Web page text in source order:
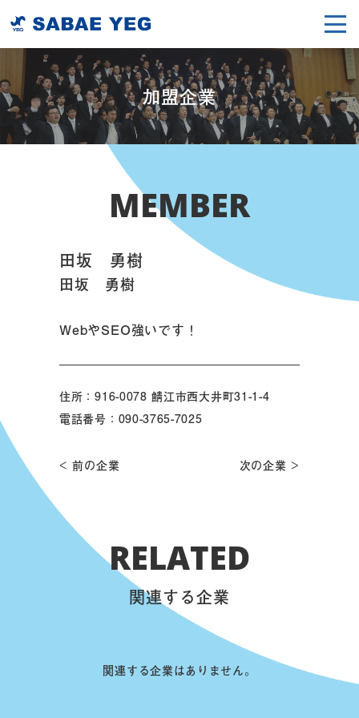
加盟企業
MEMBER
田坂 勇樹
田坂 勇樹
WebやSEO強いです！
住所：916-0078 鯖江市西大井町31-1-4
電話番号：090-3765-7025
< 前の企業 次の企業 >
RELATED
関連する企業
関連する企業はありません。